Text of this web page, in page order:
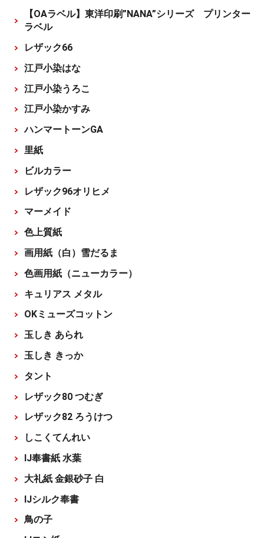
【OAラベル】東洋印刷”NANA”シリーズ プリンター
ラベル
レザック66
江戸小染はな
江戸小染うろこ
江戸小染かすみ
ハンマートーンGA
里紙
ビルカラー
レザック96オリヒメ
マーメイド
色上質紙
画用紙（白）雪だるま
色画用紙（ニューカラー）
キュリアス メタル
OKミューズコットン
玉しき あられ
玉しき きっか
タント
レザック80 つむぎ
レザック82 ろうけつ
しこくてんれい
IJ奉書紙 水葉
大礼紙 金銀砂子 白
IJシルク奉書
鳥の子